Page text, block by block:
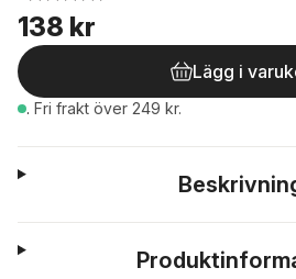
138 kr
Lägg i
. Fri frakt över 249 kr.